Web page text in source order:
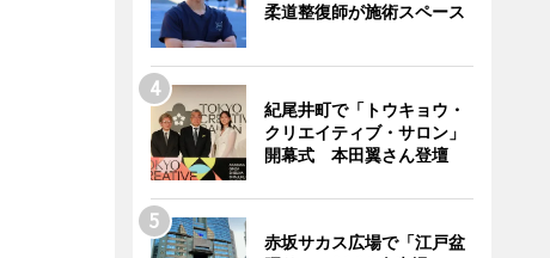
柔道整復師が施術スペース
紀尾井町で「トウキョウ・
クリエイティブ・サロン」
開幕式 本田翼さん登壇
赤坂サカス広場で「江戸盆